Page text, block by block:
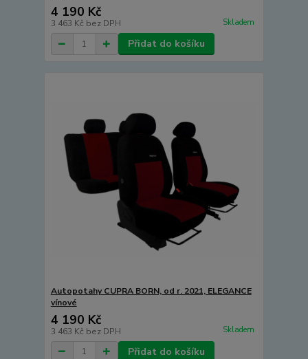
4 190 Kč
3 463 Kč bez DPH Skladem
Přidat do košíku
Autopotahy CUPRA BORN, od r. 2021, ELEGANCE
vínové
4 190 Kč
3 463 Kč bez DPH Skladem
Přidat do košíku